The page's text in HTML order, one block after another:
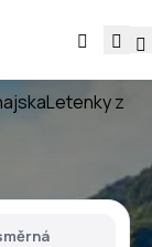
Letenky z